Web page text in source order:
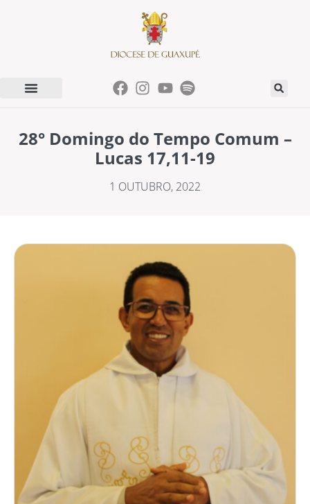
28° Domingo do Tempo Comum –
Lucas 17,11-19
1 OUTUBRO, 2022